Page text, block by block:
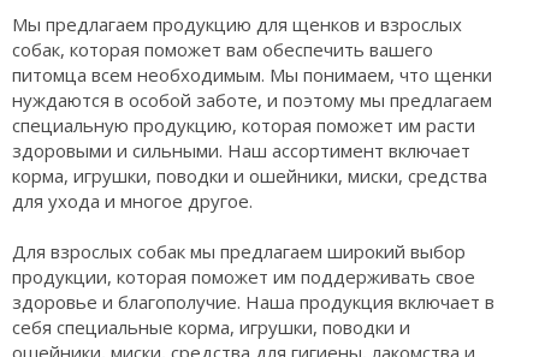
Мы предлагаем продукцию для щенков и взрослых
собак, которая поможет вам обеспечить вашего
питомца всем необходимым. Мы понимаем, что щенки
нуждаются в особой заботе, и поэтому мы предлагаем
специальную продукцию, которая поможет им расти
здоровыми и сильными. Наш ассортимент включает
корма, игрушки, поводки и ошейники, миски, средства
для ухода и многое другое.
Для взрослых собак мы предлагаем широкий выбор
продукции, которая поможет им поддерживать свое
здоровье и благополучие. Наша продукция включает в
себя специальные корма, игрушки, поводки и
ошейники, миски, средства для гигиены, лакомства и